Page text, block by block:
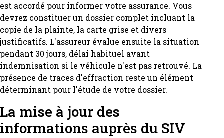
est accordé pour informer votre assurance. Vous
devrez constituer un dossier complet incluant la
copie de la plainte, la carte grise et divers
justificatifs. L'assureur évalue ensuite la situation
pendant 30 jours, délai habituel avant
indemnisation si le véhicule n'est pas retrouvé. La
présence de traces d'effraction reste un élément
déterminant pour l'étude de votre dossier.
La mise à jour des
informations auprès du SIV